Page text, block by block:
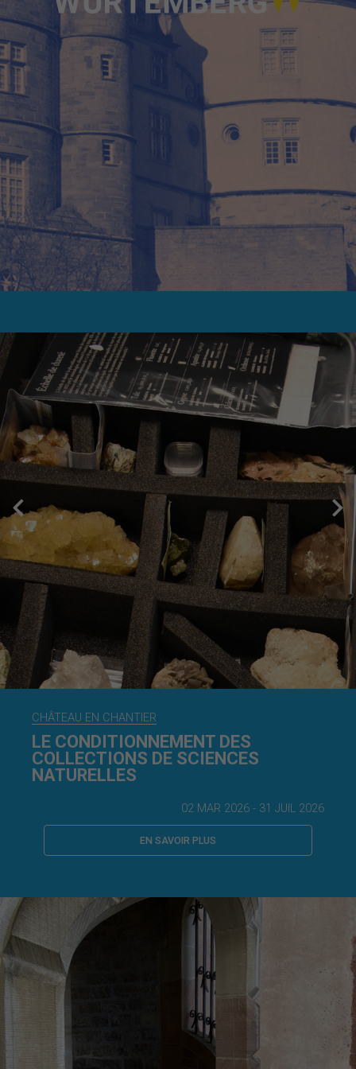
CHÂTEAU EN CHANTIER
LE CONDITIONNEMENT DES
COLLECTIONS DE SCIENCES
NATURELLES
02 MAR 2026 - 31 JUIL 2026
EN SAVOIR PLUS